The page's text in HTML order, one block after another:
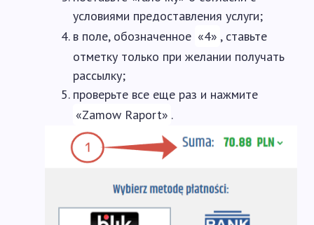
условиями предоставления услуги;
в поле, обозначенное «4» , ставьте
отметку только при желании получать
рассылку;
проверьте все еще раз и нажмите
«Zamow Raport» .